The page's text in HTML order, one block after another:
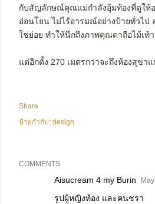
กับสัญลักษณ์คุณแม่กำลังอุ้มท้องที่ดูให้
อ่อนโยน ไม่ไร้อารมณ์อย่างป้ายทั่วไ
ใช่ย่อย ทำให้นึกถึงภาพคุณตาถือไม้เท้
แต่อีกตั้ง 270 เมตรกว่าจะถึงห้องสุขา
Share
ป้ายกำกับ: design
COMMENTS
Aisucream 4 my Burin
รูปผู้หญิงท้อง และคนชรา